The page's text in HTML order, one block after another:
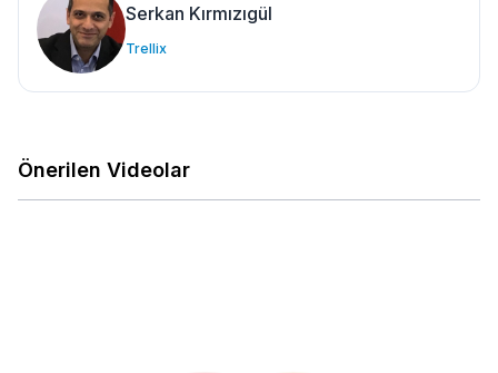
Serkan Kırmızıgül
Trellix
Önerilen Videolar